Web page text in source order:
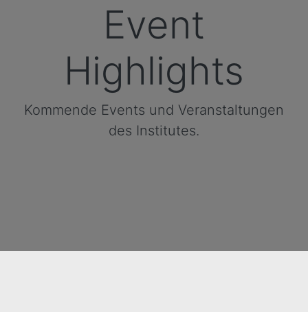
Event
Highlights
Kommende Events und Veranstaltungen
des Institutes.